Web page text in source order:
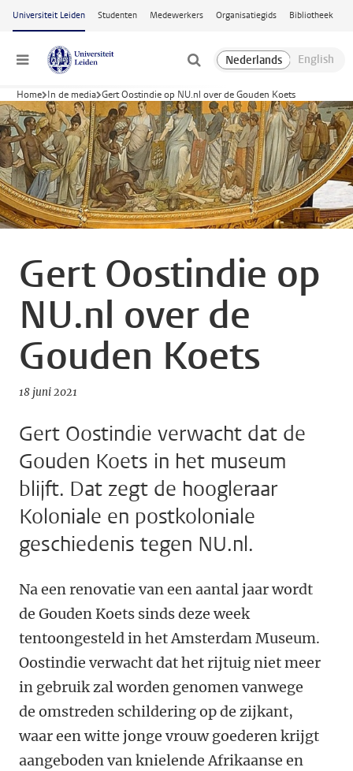
Ga naar hoofdinhoud
Universiteit Leiden Studenten Medewerkers Organisatiegids Bibliotheek
Menu
Home In de media Gert Oostindie op NU.nl over de Gouden Koets
Gert Oostindie op
NU.nl over de
Gouden Koets
18 juni 2021
Gert Oostindie verwacht dat de
Gouden Koets in het museum
blijft. Dat zegt de hoogleraar
Koloniale en postkoloniale
geschiedenis tegen NU.nl.
Na een renovatie van een aantal jaar wordt
de Gouden Koets sinds deze week
tentoongesteld in het Amsterdam Museum.
Oostindie verwacht dat het rijtuig niet meer
in gebruik zal worden genomen vanwege
de omstreden schildering op de zijkant,
waar een witte jonge vrouw goederen krijgt
aangeboden van knielende Afrikaanse en